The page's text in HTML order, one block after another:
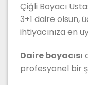
Çiğli Boyacı
3+1 daire olsun,
ihtiyacınıza en
Daire boyacısı
profesyonel bir